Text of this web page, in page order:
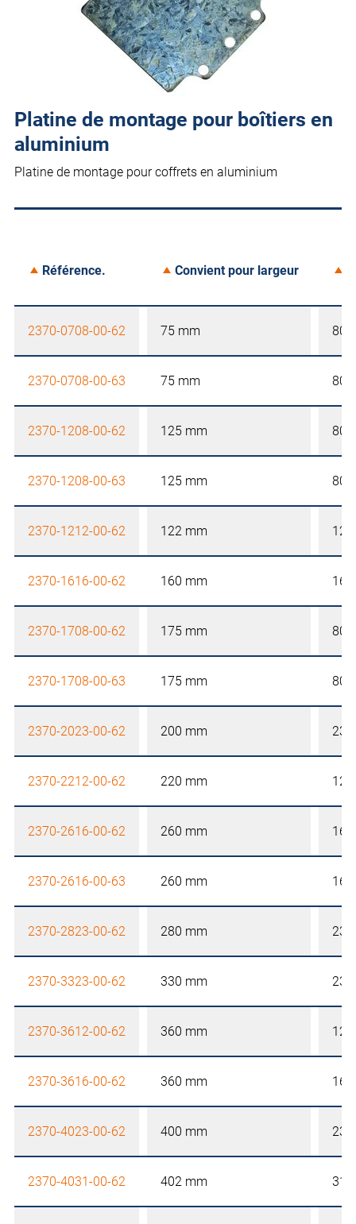
Platine de montage pour boîtiers en
aluminium
Platine de montage pour coffrets en aluminium
Référence. Convient pour largeur
2370-0708-00-62 75 mm 80
2370-0708-00-63 75 mm 80
2370-1208-00-62 125 mm 80
2370-1208-00-63 125 mm 80
2370-1212-00-62 122 mm
2370-1616-00-62 160 mm
2370-1708-00-62 175 mm 80
2370-1708-00-63 175 mm 80
2370-2023-00-62 200 mm
2370-2212-00-62 220 mm
2370-2616-00-62 260 mm
2370-2616-00-63 260 mm
2370-2823-00-62 280 mm
2370-3323-00-62 330 mm
2370-3612-00-62 360 mm
2370-3616-00-62 360 mm
2370-4023-00-62 400 mm
2370-4031-00-62 402 mm